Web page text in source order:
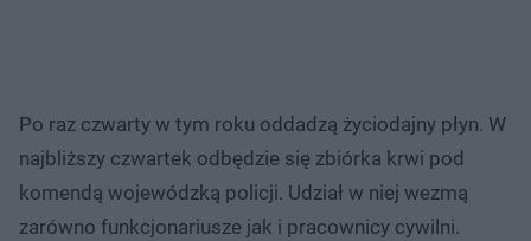
Po raz czwarty w tym roku oddadzą życiodajny płyn. W
najbliższy czwartek odbędzie się zbiórka krwi pod
komendą wojewódzką policji. Udział w niej wezmą
zarówno funkcjonariusze jak i pracownicy cywilni.